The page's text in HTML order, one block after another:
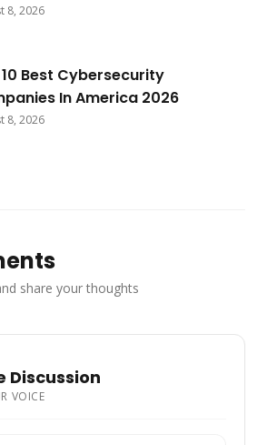
8, 2026
Best Cybersecurity
In America 2026
8, 2026
share your thoughts
Discussion
VOICE